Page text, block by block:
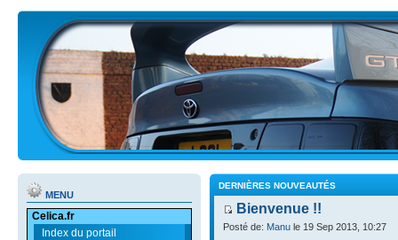
MENU
Celica.fr
Index du portail
DERNIÈRES NOUVEAUTÉS
Bienvenue !!
Posté de: Manu le 19 Sep 2013, 10:27